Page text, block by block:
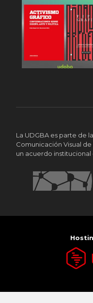
La UDGBA es parte de
Comunicación Visual
un acuerdo institucional